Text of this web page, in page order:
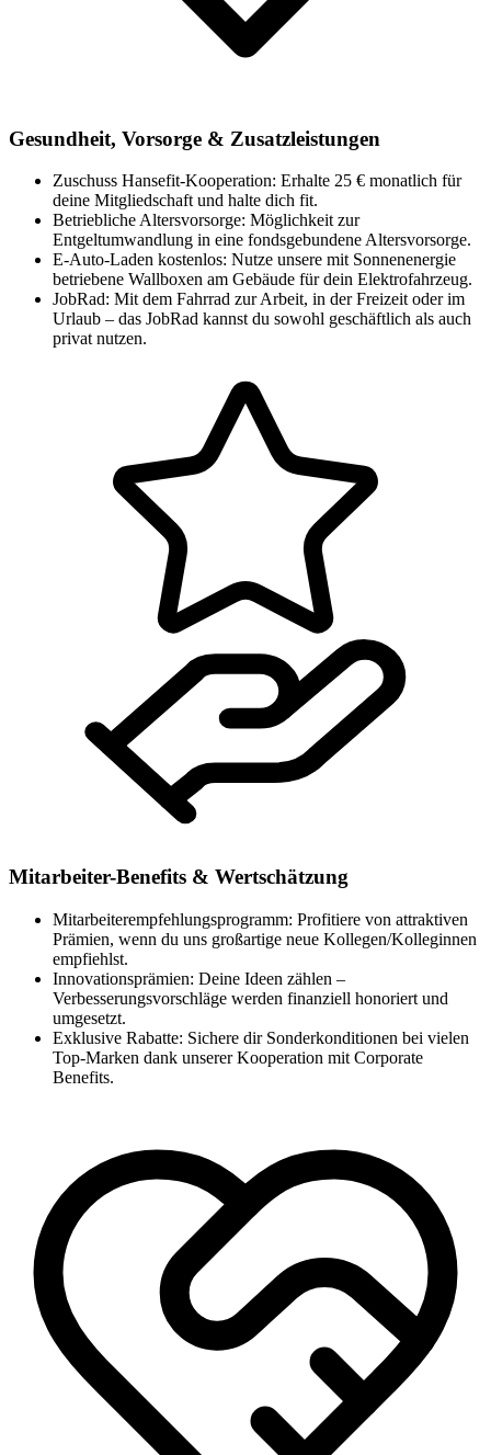
Gesundheit, Vorsorge & Zusatzleistungen
Zuschuss Hansefit-Kooperation: Erhalte 25 € monatlich für
deine Mitgliedschaft und halte dich fit.
Betriebliche Altersvorsorge: Möglichkeit zur
Entgeltumwandlung in eine fondsgebundene Altersvorsorge.
E-Auto-Laden kostenlos: Nutze unsere mit Sonnenenergie
betriebene Wallboxen am Gebäude für dein Elektrofahrzeug.
JobRad: Mit dem Fahrrad zur Arbeit, in der Freizeit oder im
Urlaub – das JobRad kannst du sowohl geschäftlich als auch
privat nutzen.
Mitarbeiter-Benefits & Wertschätzung
Mitarbeiterempfehlungsprogramm: Profitiere von attraktiven
Prämien, wenn du uns großartige neue Kollegen/Kolleginnen
empfiehlst.
Innovationsprämien: Deine Ideen zählen –
Verbesserungsvorschläge werden finanziell honoriert und
umgesetzt.
Exklusive Rabatte: Sichere dir Sonderkonditionen bei vielen
Top-Marken dank unserer Kooperation mit Corporate
Benefits.